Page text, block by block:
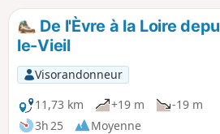
découvrez: une vieille bâtisse, un
puits ou encore un four à pain; qui
marques de la vie passée...
De l'Èvre à la Loire
le-Vieil
Visorandonneur
11,73 km
+19 m
-19 m
3h 25
Moyenne